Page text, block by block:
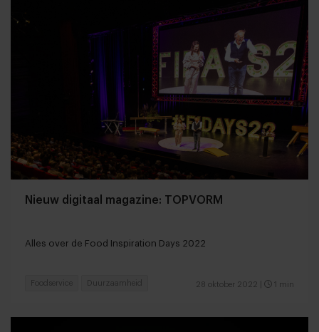
Nieuw digitaal magazine: TOPVORM
Alles over de Food Inspiration Days 2022
28 oktober 2022 1 min
Foodservice Duurzaamheid